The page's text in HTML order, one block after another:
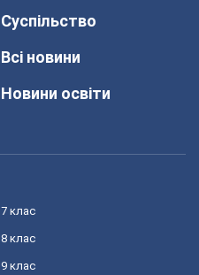
Суспільство
Всі новини
Новини освіти
7 клас
8 клас
9 клас